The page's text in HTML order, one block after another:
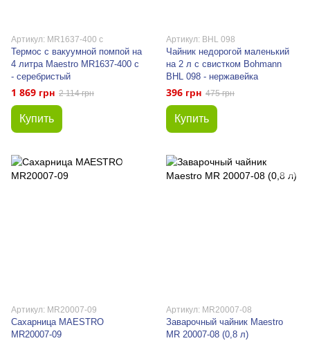
Артикул: MR1637-400 с
Термос с вакуумной помпой на
4 литра Maestro MR1637-400 с
- серебристый
1 869 грн 2 114 грн
Купить
Артикул: BHL 098
Чайник недорогой маленький
на 2 л с свистком Bohmann
BHL 098 - нержавейка
396 грн 475 грн
Купить
Артикул: MR20007-09
Сахарница MAESTRO
MR20007-09
Артикул: MR20007-08
Заварочный чайник Maestro
MR 20007-08 (0,8 л)